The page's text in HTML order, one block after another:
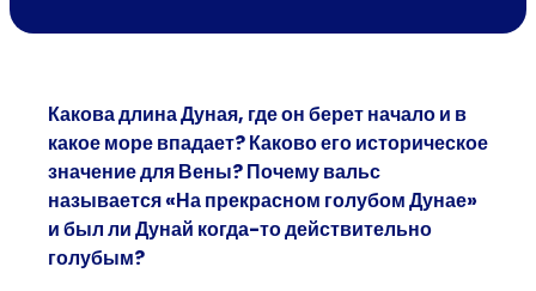
Какова длина Дуная, где он берет начало и в
какое море впадает? Каково его историческое
значение для Вены? Почему вальс
называется «На прекрасном голубом Дунае»
и был ли Дунай когда-то действительно
голубым?